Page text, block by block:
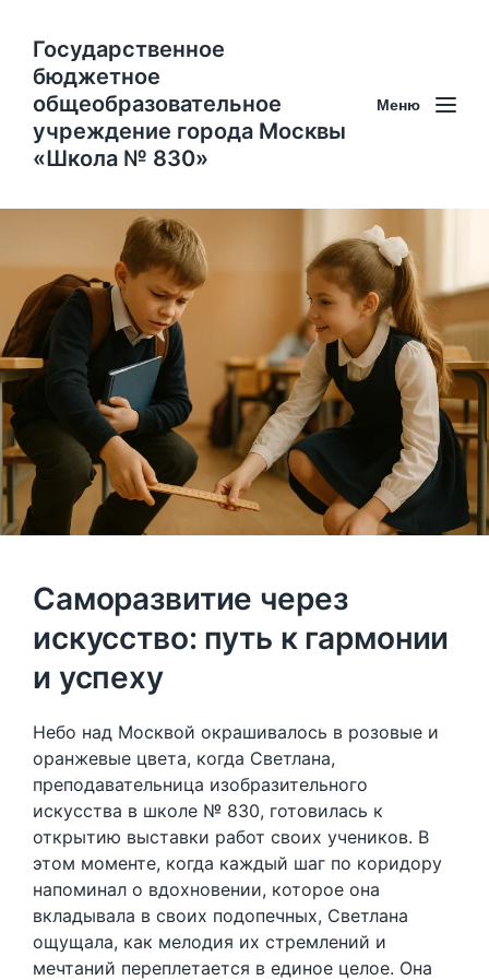
Государственное
бюджетное
общеобразовательное
учреждение города Москвы
«Школа № 830»
Меню
Саморазвитие через
искусство: путь к гармонии
и успеху
Небо над Москвой окрашивалось в розовые и
оранжевые цвета, когда Светлана,
преподавательница изобразительного
искусства в школе № 830, готовилась к
открытию выставки работ своих учеников. В
этом моменте, когда каждый шаг по коридору
напоминал о вдохновении, которое она
вкладывала в своих подопечных, Светлана
ощущала, как мелодия их стремлений и
мечтаний переплетается в единое целое. Она